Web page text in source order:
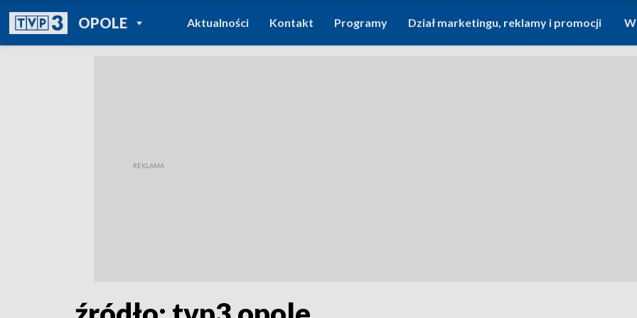
OPOLEPOWRÓT DO
TVP REGIONY
Aktualności Kontakt Programy Dział marketingu, reklamy i promocji